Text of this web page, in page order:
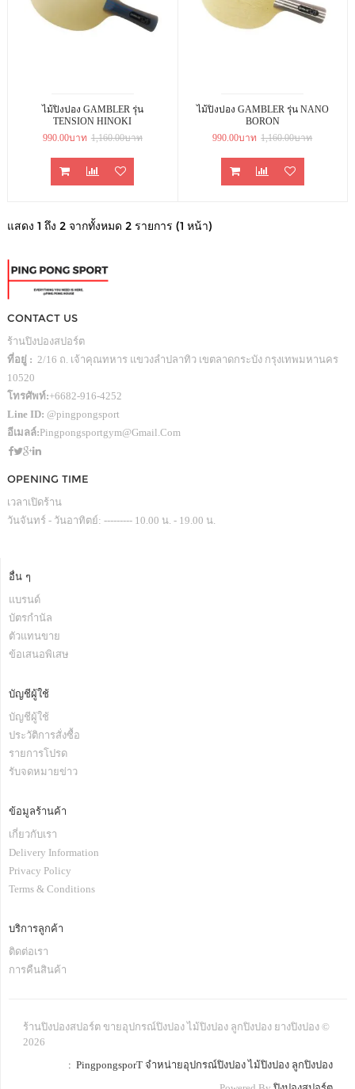
ไม้ปิงปอง GAMBLER รุ่น
TENSION HINOKI
990.00บาท 1,160.00บาท
ไม้ปิงปอง GAMBLER รุ่น NANO
BORON
990.00บาท 1,160.00บาท
แสดง 1 ถึง 2 จากทั้งหมด 2 รายการ (1 หน้า)
CONTACT US
ร้านปิงปองสปอร์ต
ที่อยู่ : 2/16 ถ. เจ้าคุณทหาร แขวงลำปลาทิว เขตลาดกระบัง กรุงเทพมหานคร
10520
โทรศัพท์:+6682-916-4252
Line ID: @pingpongsport
อีเมลล์:Pingpongsportgym@gmail.com
OPENING TIME
เวลาเปิดร้าน
วันจันทร์ - วันอาทิตย์: --------- 10.00 น. - 19.00 น.
อื่น ๆ
แบรนด์
บัตรกำนัล
ตัวแทนขาย
ข้อเสนอพิเสษ
บัญชีผู้ใช้
บัญชีผู้ใช้
ประวัติการสั่งซื้อ
รายการโปรด
รับจดหมายข่าว
ข้อมูลร้านค้า
เกี่ยวกับเรา
Delivery Information
Privacy Policy
Terms & Conditions
บริการลูกค้า
ติดต่อเรา
การคืนสินค้า
ร้านปิงปองสปอร์ต ขายอุปกรณ์ปิงปอง ไม้ปิงปอง ลูกปิงปอง ยางปิงปอง ©
2026
: PingpongsporT จำหน่ายอุปกรณ์ปิงปอง ไม้ปิงปอง ลูกปิงปอง